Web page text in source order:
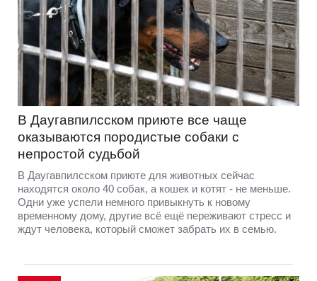
В Даугавпилсском приюте всe чаще
оказываются породистые собаки с
непростой судьбой
В Даугавпилсском приюте для животных сейчас
находятся около 40 собак, а кошек и котят - не меньше.
Одни уже успели немного привыкнуть к новому
временному дому, другие всё ещё переживают стресс и
ждут человека, который сможет забрать их в семью.